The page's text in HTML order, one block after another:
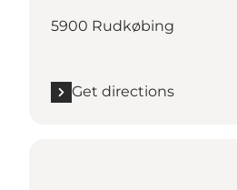
5900 Rudkøbing
Get directions